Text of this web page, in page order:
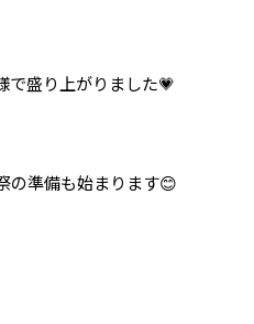
で盛り上がりました💗
の準備も始まります😊